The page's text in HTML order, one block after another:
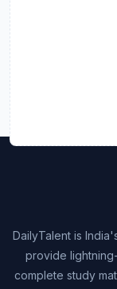
DailyTalent is
provide
complete study